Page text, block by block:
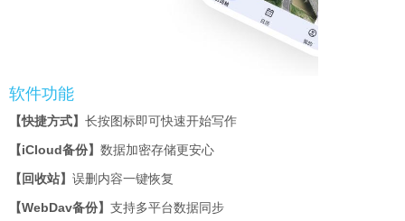
软件功能
【快捷方式】 长按图标即可快速开始写作
【iCloud备份】 数据加密存储更安心
【回收站】 误删内容一键恢复
【WebDav备份】 支持多平台数据同步